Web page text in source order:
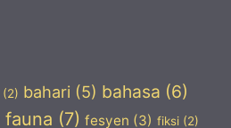
(2) bahari (5) bahasa (6)
fauna (7) fesyen (3) fiksi (2)